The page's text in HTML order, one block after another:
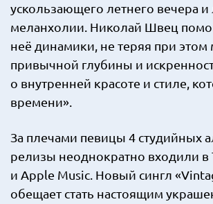
ускользающего летнего вечера и
меланхолии. Николай Швец
неё динамики, не теряя при этом
привычной глубины и
о внутренней красоте и стиле,
времени».
За плечами певицы 4 студийных
релизы неоднократно входили в
и Apple Music. Новый сингл
обещает стать настоящим